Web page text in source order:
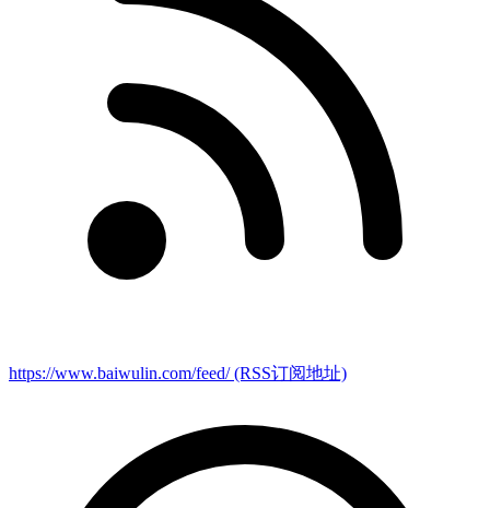
https://www.baiwulin.com/feed/(RSS订阅地址)